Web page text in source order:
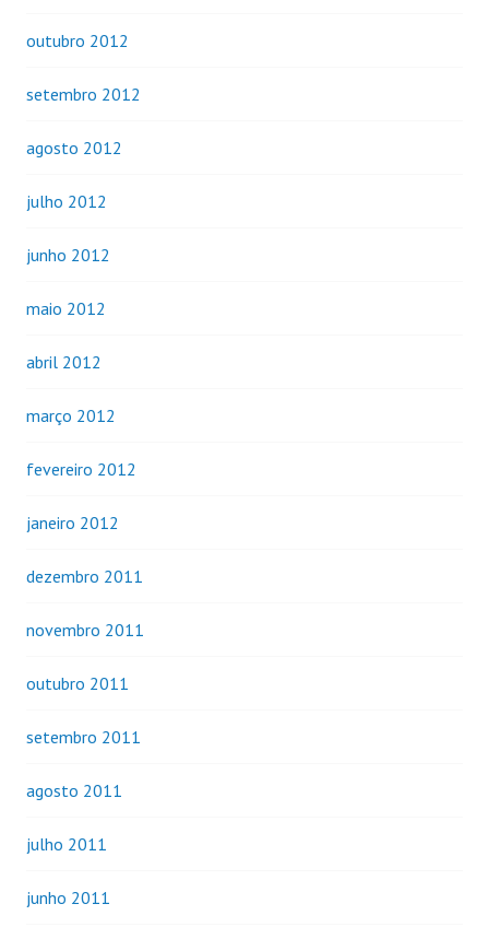
outubro 2012
setembro 2012
agosto 2012
julho 2012
junho 2012
maio 2012
abril 2012
março 2012
fevereiro 2012
janeiro 2012
dezembro 2011
novembro 2011
outubro 2011
setembro 2011
agosto 2011
julho 2011
junho 2011